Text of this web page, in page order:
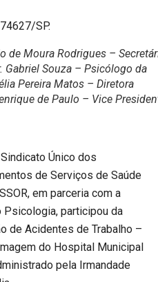
SP.
de Moura Rodrigues –
Gabriel Souza – Psicólogo da
Pereira Matos – Diretora
de Paulo – Vice
Único dos
de Serviços de Saúde
em parceria com a
participou da
de Acidentes de Trabalho –
do Hospital Municipal
pela Irmandade